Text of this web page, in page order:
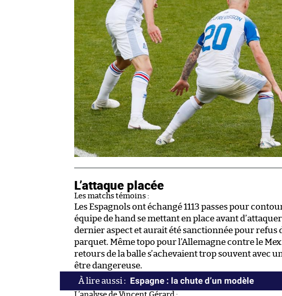
L’attaque placée
Les matchs témoins :
Les Espagnols ont échangé 1113 passes pour
équipe de hand se mettant en place avant
dernier aspect et aurait été sanctionnée pour refus
parquet. Même topo pour l’Allemagne contre le
retours de la balle s’achevaient trop souvent avec
être dangereuse.
Espagne : la chute d’un modèle